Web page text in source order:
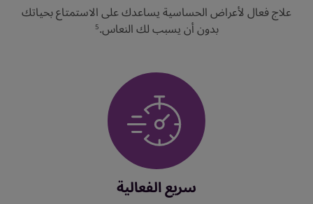
علاج فعال لأعراض الحساسية يساعدك على الاستمتاع بحياتك
بدون أن يسبب لك النعاس.5
سريع الفعالية